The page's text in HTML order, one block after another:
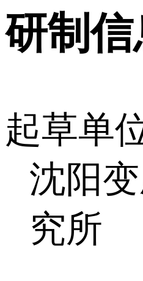
研制信
起草单
沈阳
究所